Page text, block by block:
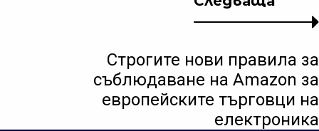
Строгите нови правила за
съблюдаване на Amazon за
европейските търговци на
електроника